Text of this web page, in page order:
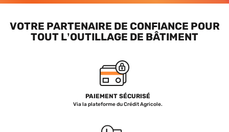
VOTRE PARTENAIRE DE CONFIANCE POUR
TOUT L’OUTILLAGE DE BÂTIMENT
PAIEMENT SÉCURISÉ
Via la plateforme du Crédit Agricole.